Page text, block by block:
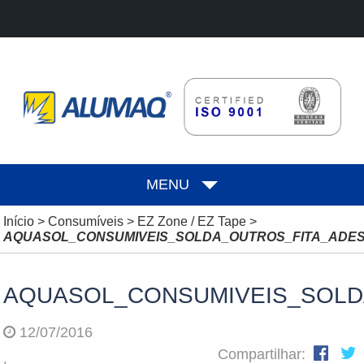
MENU
Início> Consumíveis> EZ Zone / EZ Tape>
12/07/2016
Compartilhar: